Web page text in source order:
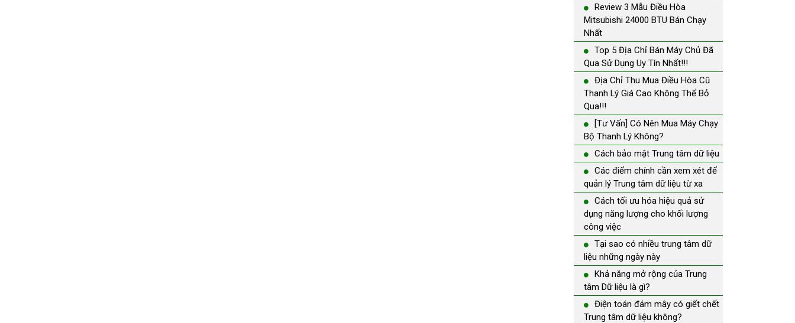
Review 3 Mẫu Điều Hòa
Mitsubishi 24000 BTU Bán Chạy
Nhất
Top 5 Địa Chỉ Bán Máy Chủ Đã
Qua Sử Dụng Uy Tín Nhất!!!
Địa Chỉ Thu Mua Điều Hòa Cũ
Thanh Lý Giá Cao Không Thể Bỏ
Qua!!!
[Tư Vấn] Có Nên Mua Máy Chạy
Bộ Thanh Lý Không?
Cách bảo mật Trung tâm dữ liệu
Các điểm chính cần xem xét để
quản lý Trung tâm dữ liệu từ xa
Cách tối ưu hóa hiệu quả sử
dụng năng lượng cho khối lượng
công việc
Tại sao có nhiều trung tâm dữ
liệu những ngày này
Khả năng mở rộng của Trung
tâm Dữ liệu là gì?
Điện toán đám mây có giết chết
Trung tâm dữ liệu không?